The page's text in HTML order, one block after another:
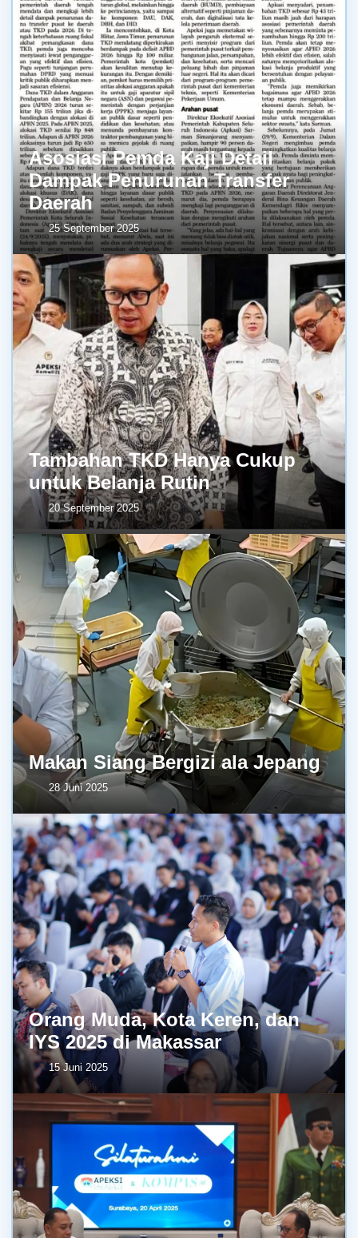
Asosiasi Pemda Kaji Detail
Dampak Penurunan Transfer
Daerah
25 September 2025
Tambahan TKD Hanya Cukup
untuk Belanja Rutin
20 September 2025
Makan Siang Bergizi ala Jepang
28 Juni 2025
Orang Muda, Kota Keren, dan
IYS 2025 di Makassar
15 Juni 2025